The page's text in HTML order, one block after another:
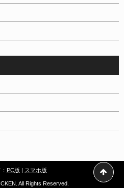
PC版 | スマホ版
All Rights Reserved.